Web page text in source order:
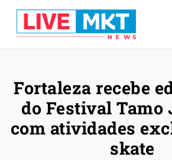
Fortaleza recebe
do Festival Tamo
com atividades
skate